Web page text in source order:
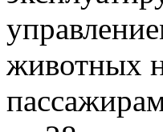
животных